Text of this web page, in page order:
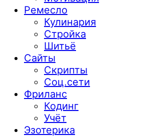
Ремесло
Кулинария
Стройка
Шитьё
Сайты
Скрипты
Соц.сети
Фриланс
Кодинг
Учёт
Эзотерика